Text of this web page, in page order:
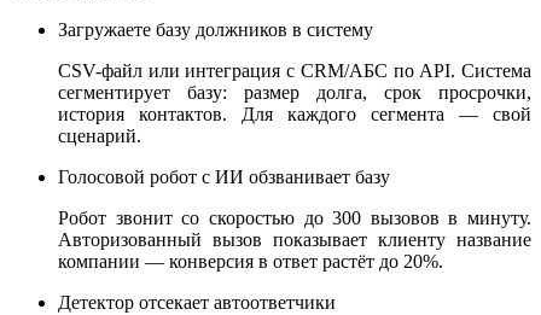
Загружаете базу должников в систему
CSV-файл или интеграция с CRM/АБС по API. Система
сегментирует базу: размер долга, срок просрочки,
история контактов. Для каждого сегмента — свой
сценарий.
Голосовой робот с ИИ обзванивает базу
Робот звонит со скоростью до 300 вызовов в минуту.
Авторизованный вызов показывает клиенту название
компании — конверсия в ответ растёт до 20%.
Детектор отсекает автоответчики